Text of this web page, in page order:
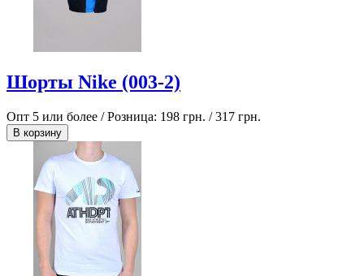
Шорты Nike (003-2)
Опт 5 или более / Розница: 198 грн. /317 грн.
В корзину